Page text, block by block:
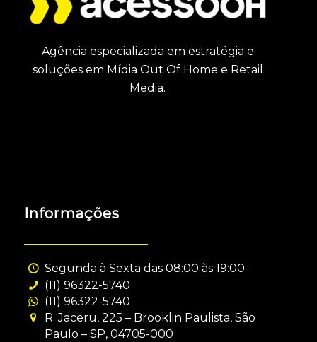
Agência especializada em estratégia e
soluções em Mídia Out Of Home e Retail
Media.
Informações
Segunda à Sexta das 08:00 às 19:00
(11) 96322-5740
(11) 96322-5740
R. Jaceru, 225 – Brooklin Paulista, São
Paulo – SP, 04705-000